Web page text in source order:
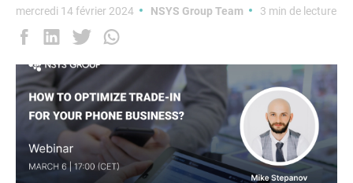
mercredi 14 février 2024 NSYS Group Team 3 min de lecture